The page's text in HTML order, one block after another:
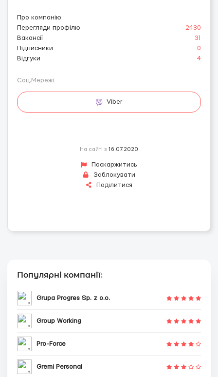
Про компанію:
Перегляди профілю
2430
Вакансії
31
Підписники
0
Відгуки
4
Соц.Мережі
Viber
На сайті з 16.07.2020
Поскаржитись
Заблокувати
Поділитися
Популярні компанії:
Grupa Progres Sp. z o.o.
Group Working
Pro-Force
Gremi Personal